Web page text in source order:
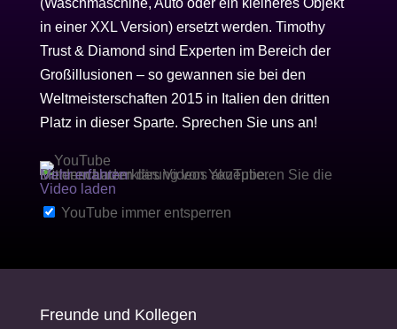
(Waschmaschine, Auto oder ein kleineres Objekt
in einer XXL Version) ersetzt werden. Timothy
Trust & Diamond sind Experten im Bereich der
Großillusionen – so gewannen sie bei den
Weltmeisterschaften 2015 in Italien den dritten
Platz in dieser Sparte. Sprechen Sie uns an!
Mit dem Laden des Videos akzeptieren Sie die Datenschutzerklärung von YouTube.
Mehr erfahren
Video laden
YouTube immer entsperren
Freunde und Kollegen